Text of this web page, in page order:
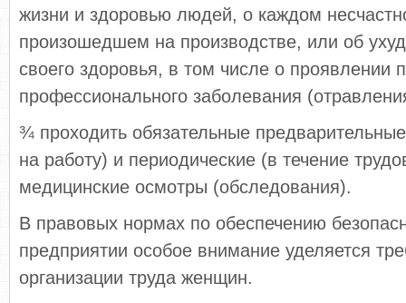
жизни и здоровью людей, о каждом
произошедшем на производстве, или об
своего здоровья, в том числе о проявлении
профессионального заболевания
¾ проходить обязательные
на работу) и периодические (в течение
медицинские осмотры (обследования).
В правовых нормах по обеспечению
предприятии особое внимание уделяется
организации труда женщин.